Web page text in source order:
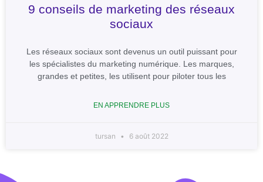
9 conseils de marketing des réseaux
sociaux
Les réseaux sociaux sont devenus un outil puissant pour
les spécialistes du marketing numérique. Les marques,
grandes et petites, les utilisent pour piloter tous les
EN APPRENDRE PLUS
tursan 6 août 2022